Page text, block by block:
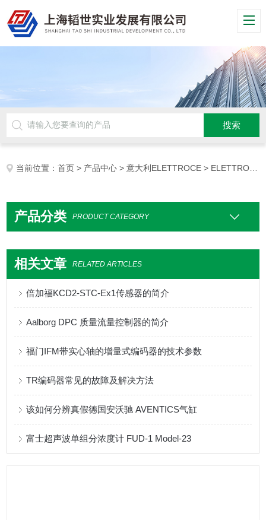
当前位置：首页 > 产品中心 >意大利ELETTROCE > ELETTROCE调节器
产品分类 PRODUCT CATEGORY
相关文章 RELATED ARTICLES
倍加福KCD2-STC-Ex1传感器的简介
Aalborg DPC 质量流量控制器的简介
福门IFM带实心轴的增量式编码器的技术参数
TR编码器常见的故障及解决方法
该如何分辨真假德国安沃驰 AVENTICS气缸
富士超声波单组分浓度计 FUD-1 Model-23